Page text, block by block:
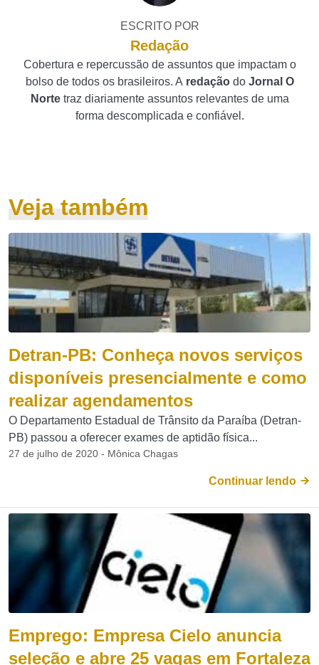
ESCRITO POR
Redação
Cobertura e repercussão de assuntos que impactam o
bolso de todos os brasileiros. A redação do Jornal O
Norte traz diariamente assuntos relevantes de uma
forma descomplicada e confiável.
Veja também
Detran-PB: Conheça novos serviços
disponíveis presencialmente e como
realizar agendamentos
O Departamento Estadual de Trânsito da Paraíba (Detran-
PB) passou a oferecer exames de aptidão física...
27 de julho de 2020 - Mônica Chagas
Continuar lendo
Emprego: Empresa Cielo anuncia
seleção e abre 25 vagas em Fortaleza